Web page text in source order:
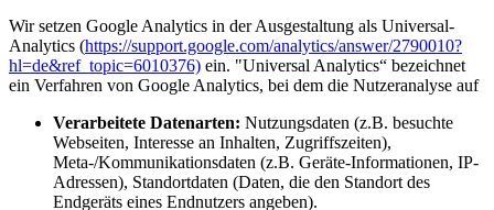
Wir setzen Google Analytics in der Ausgestaltung als Universal-
Analytics (https://support.google.com/analytics/answer/2790010?
hl=de&ref_topic=6010376) ein. "Universal Analytics“ bezeichnet
ein Verfahren von Google Analytics, bei dem die Nutzeranalyse auf
Verarbeitete Datenarten: Nutzungsdaten (z.B. besuchte
Webseiten, Interesse an Inhalten, Zugriffszeiten),
Meta-/Kommunikationsdaten (z.B. Geräte-Informationen, IP-
Adressen), Standortdaten (Daten, die den Standort des
Endgeräts eines Endnutzers angeben).